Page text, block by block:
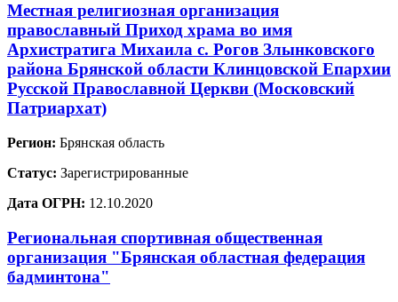
Местная религиозная организация
православный Приход храма во имя
Архистратига Михаила с. Рогов Злынковского
района Брянской области Клинцовской Епархии
Русской Православной Церкви (Московский
Патриархат)
Регион: Брянская область
Статус: Зарегистрированные
Дата ОГРН: 12.10.2020
Региональная спортивная общественная
организация "Брянская областная федерация
бадминтона"